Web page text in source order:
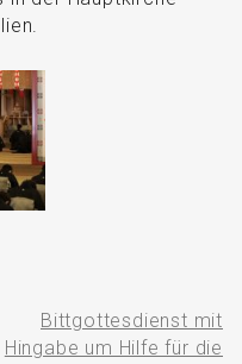
Bittgottesdienst mit
Hingabe um Hilfe für die